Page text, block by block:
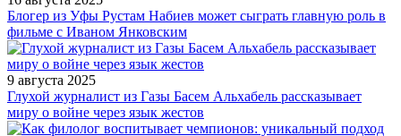
Блогер из Уфы Рустам Набиев может сыграть главную роль в
фильме с Иваном Янковским
9 августа 2025
Глухой журналист из Газы Басем Альхабель рассказывает
миру о войне через язык жестов